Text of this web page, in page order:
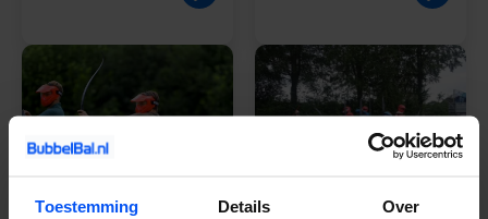
Toestemming Details Over